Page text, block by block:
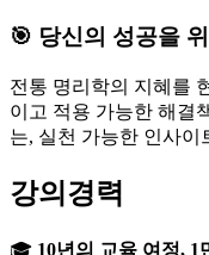
🎯 당신의 성공을
전통 명리학의 지혜를
이고 적용 가능한 해결
는, 실천 가능한 인사이
강의경력
🎓 10년의 교육 여정,